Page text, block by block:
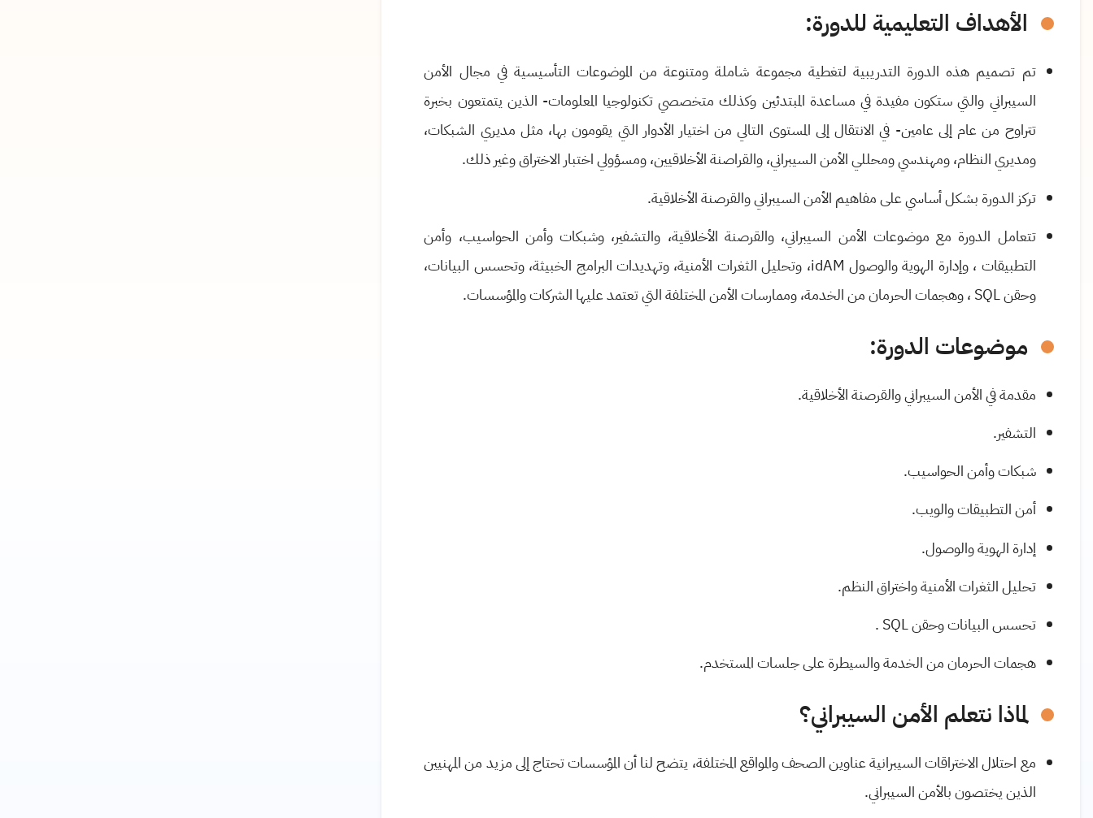
الأهداف التعليمية للدورة:
تم تصميم هذه الدورة التدريبية لتغطية مجموعة شاملة ومتنوعة من الموضوعات التأسيسية في مجال الأمن
السيبراني والتي ستكون مفيدة في مساعدة المبتدئين وكذلك متخصصي تكنولوجيا المعلومات- الذين يتمتعون بخبرة
تتراوح من عام إلى عامين- في الانتقال إلى المستوى التالي من اختيار الأدوار التي يقومون بها، مثل مديري الشبكات،
ومديري النظام، ومهندسي ومحللي الأمن السيبراني، والقراصنة الأخلاقيين، ومسؤولي اختبار الاختراق وغير ذلك.
تركز الدورة بشكل أساسي على مفاهيم الأمن السيبراني والقرصنة الأخلاقية.
تتعامل الدورة مع موضوعات الأمن السيبراني، والقرصنة الأخلاقية، والتشفير، وشبكات وأمن الحواسيب، وأمن
التطبيقات ، وإدارة الهوية والوصول idAM، وتحليل الثغرات الأمنية، وتهديدات البرامج الخبيثة، وتحسس البيانات،
وحقنSQL ، وهجمات الحرمان من الخدمة، وممارسات الأمن المختلفة التي تعتمد عليها الشركات والمؤسسات.
موضوعات الدورة:
مقدمة في الأمن السيبراني والقرصنة الأخلاقية.
التشفير.
شبكات وأمن الحواسيب.
أمن التطبيقات والويب.
إدارة الهوية والوصول.
تحليل الثغرات الأمنية واختراق النظم.
تحسس البيانات وحقنSQL
.
هجمات الحرمان من الخدمة والسيطرة على جلسات المستخدم.
لماذا نتعلم الأمن السيبراني؟
مع احتلال الاختراقات السيبرانية عناوين الصحف والمواقع المختلفة، يتضح لنا أن المؤسسات تحتاج إلى مزيد من المهنيين
الذين يختصون بالأمن السيبراني.